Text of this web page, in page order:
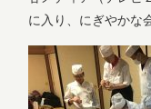
に入り、にぎやかな